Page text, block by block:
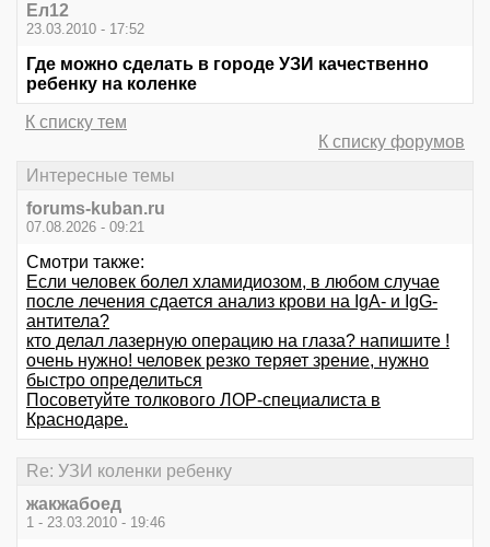
Ел12
23.03.2010 - 17:52
Где можно сделать в городе УЗИ качественно
ребенку на коленке
К списку тем
К списку форумов
Интересные темы
forums-kuban.ru
07.08.2026 - 09:21
Смотри также:
Если человек болел хламидиозом, в любом случае
после лечения сдается анализ крови на IgA- и IgG-
антитела?
кто делал лазерную операцию на глаза? напишите !
очень нужно! человек резко теряет зрение, нужно
быстро определиться
Посоветуйте толкового ЛОР-специалиста в
Краснодаре.
Re: УЗИ коленки ребенку
жакжабоед
1 - 23.03.2010 - 19:46